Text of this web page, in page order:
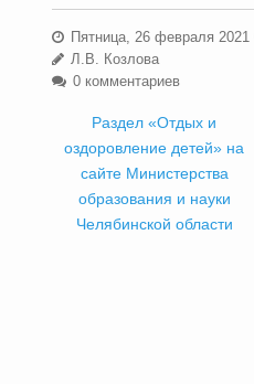
Пятница, 26 февраля 2021
Л.В. Козлова
0 комментариев
Раздел «Отдых и
оздоровление детей» на
сайте Министерства
образования и науки
Челябинской области